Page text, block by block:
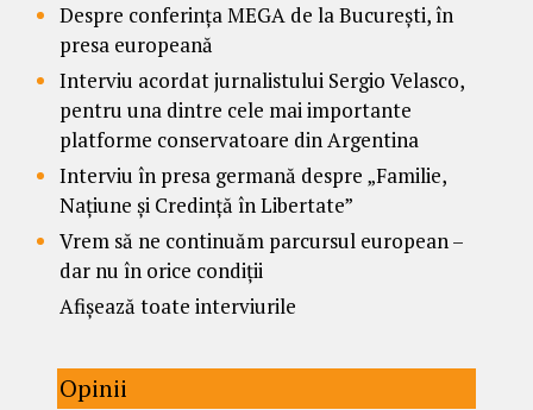
Despre conferința MEGA de la București, în
presa europeană
Interviu acordat jurnalistului Sergio Velasco,
pentru una dintre cele mai importante
platforme conservatoare din Argentina
Interviu în presa germană despre „Familie,
Națiune și Credință în Libertate”
Vrem să ne continuăm parcursul european –
dar nu în orice condiții
Afișează toate interviurile
Opinii